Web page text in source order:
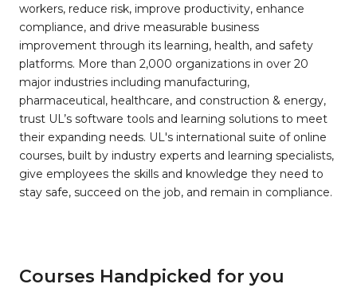
workers, reduce risk, improve productivity, enhance
compliance, and drive measurable business
improvement through its learning, health, and safety
platforms. More than 2,000 organizations in over 20
major industries including manufacturing,
pharmaceutical, healthcare, and construction & energy,
trust UL’s software tools and learning solutions to meet
their expanding needs. UL's international suite of online
courses, built by industry experts and learning specialists,
give employees the skills and knowledge they need to
stay safe, succeed on the job, and remain in compliance.
Courses Handpicked for you